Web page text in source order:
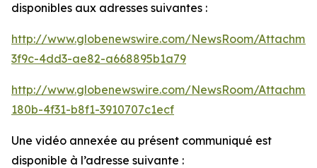
disponibles aux adresses suivantes :
http://www.globenewswire.com/NewsRoom/
3f9c-4dd3-ae82-a668895b1a79
http://www.globenewswire.com/NewsRoom/
180b-4f31-b8f1-3910707c1ecf
Une vidéo annexée au présent communiqué est
disponible à l’adresse suivante :